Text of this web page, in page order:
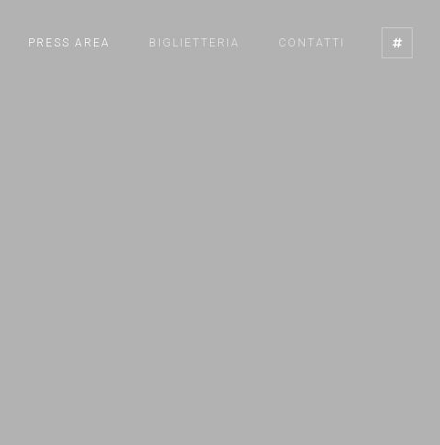
PRESS AREA BIGLIETTERIA CONTATTI